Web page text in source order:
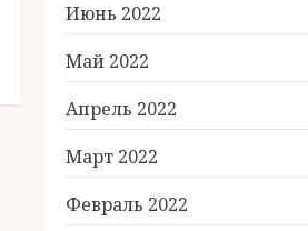
Июнь 2022
Май 2022
Апрель 2022
Март 2022
Февраль 2022